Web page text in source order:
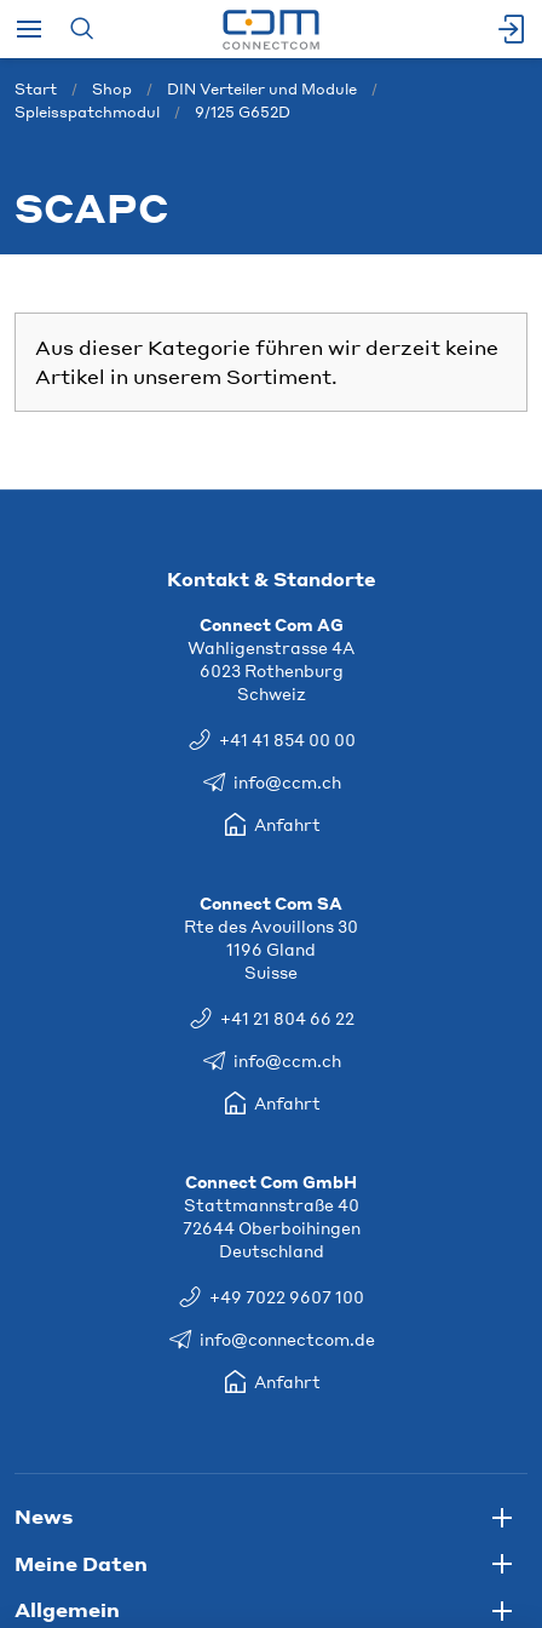
Start Shop
DIN Verteiler und Module
Spleisspatchmodul
9/125 G652D
SCAPC
Aus dieser Kategorie führen wir derzeit keine
Artikel in unserem Sortiment.
Kontakt & Standorte
Connect Com AG
Wahligenstrasse 4A
6023 Rothenburg
Schweiz
+41 41 854 00 00
info@ccm.ch
Anfahrt
Connect Com SA
Rte des Avouillons 30
1196 Gland
Suisse
+41 21 804 66 22
info@ccm.ch
Anfahrt
Connect Com GmbH
Stattmannstraße 40
72644 Oberboihingen
Deutschland
+49 7022 9607 100
info@connectcom.de
Anfahrt
News
Meine Daten
Allgemein